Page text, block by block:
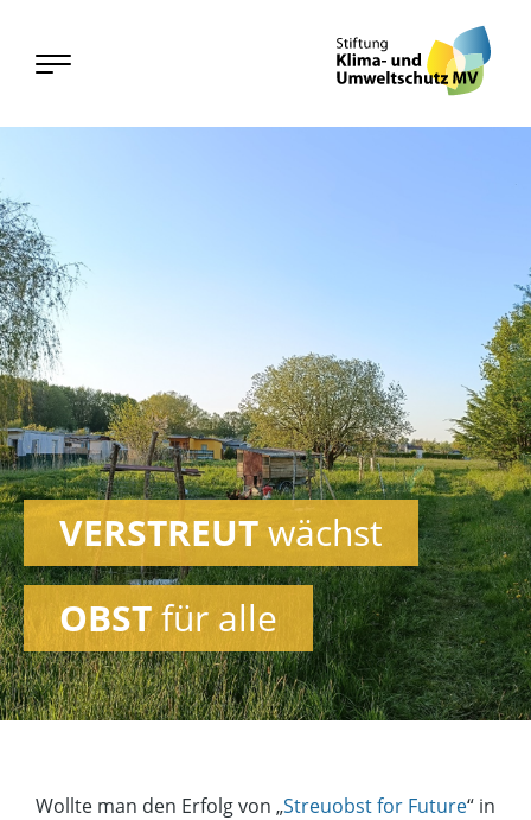
VERSTREUTwächst
OBSTfür alle
Wollte man den Erfolg von „Streuobst for Future“ in